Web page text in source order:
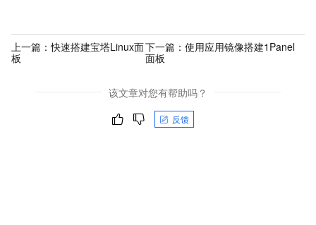
上一篇：快速搭建宝塔Linux面
板
下一篇：使用应用镜像搭建1Panel
面板
该文章对您有帮助吗？
反馈